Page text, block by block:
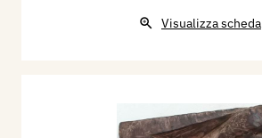
Visualizza scheda